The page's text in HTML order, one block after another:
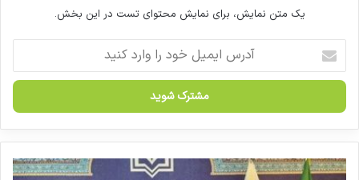
یک متن نمایش، برای نمایش محتوای تست در این بخش.
ر
ا
ی
ی
ط